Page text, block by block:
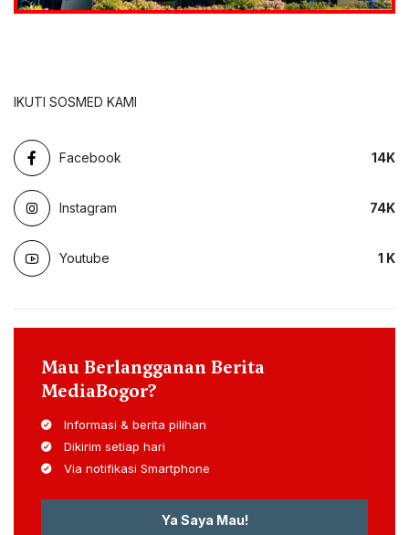
IKUTI SOSMED KAMI
Facebook 14K
Instagram 74K
Youtube 1 K
Mau Berlangganan Berita
MediaBogor?
Informasi & berita pilihan
Dikirim setiap hari
Via notifikasi Smartphone
Ya Saya Mau!